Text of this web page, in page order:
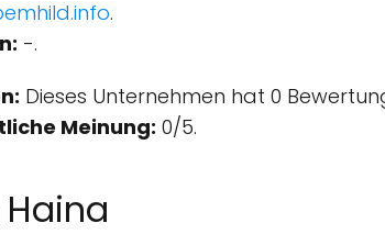
.
-.
Dieses Unternehmen hat 0
Meinung: 0/5.